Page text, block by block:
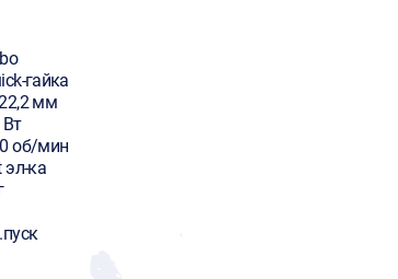
гайка
мм
Вт
об/мин
эл-ка